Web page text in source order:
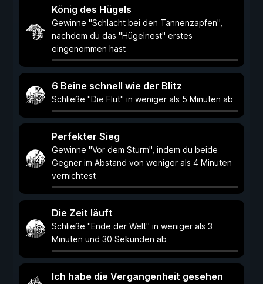
König des Hügels
Gewinne "Schlacht bei den Tannenzapfen",
nachdem du das "Hügelnest" erstes
eingenommen hast
6 Beine schnell wie der Blitz
Schließe "Die Flut" in weniger als 5 Minuten ab
Perfekter Sieg
Gewinne "Vor dem Sturm", indem du beide
Gegner im Abstand von weniger als 4 Minuten
vernichtest
Die Zeit läuft
Schließe "Ende der Welt" in weniger als 3
Minuten und 30 Sekunden ab
Ich habe die Vergangenheit gesehen